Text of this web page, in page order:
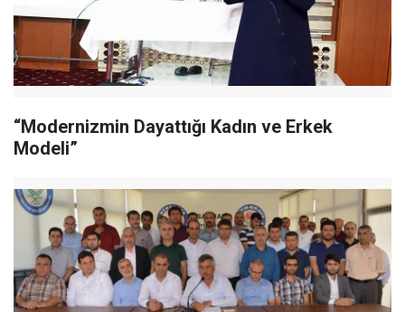
“Modernizmin Dayattığı Kadın ve Erkek
Modeli”